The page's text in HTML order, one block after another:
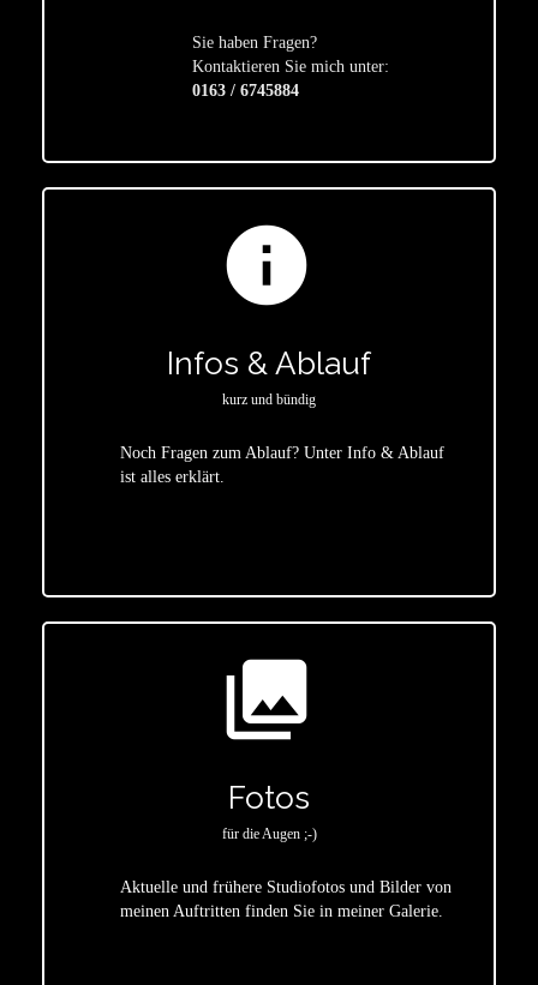
Sie haben Fragen?
Kontaktieren Sie mich unter:
0163 / 6745884
info
Infos & Ablauf
kurz und bündig
Noch Fragen zum Ablauf? Unter Info & Ablauf
ist alles erklärt.
photo_library
Fotos
für die Augen ;-)
Aktuelle und frühere Studiofotos und Bilder von
meinen Auftritten finden Sie in meiner Galerie.